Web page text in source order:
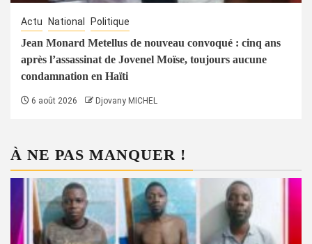
Actu National Politique
Jean Monard Metellus de nouveau convoqué : cinq ans
après l’assassinat de Jovenel Moïse, toujours aucune
condamnation en Haïti
6 août 2026 Djovany MICHEL
À NE PAS MANQUER !